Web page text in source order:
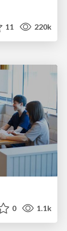
11 220k
0 1.1k